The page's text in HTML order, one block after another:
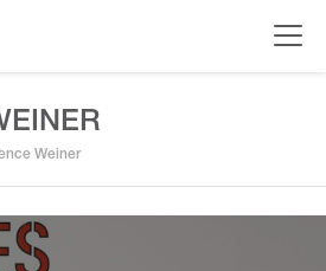
Weiner